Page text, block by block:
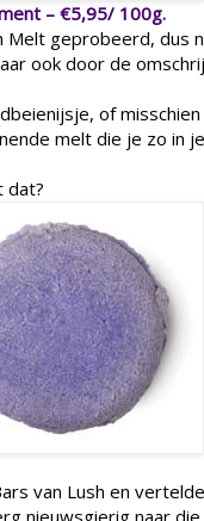
– €5,95/ 100g.
geprobeerd, dus
ook door de
of
melt die je zo in
dat?
van Lush en
nieuwsgierig naar